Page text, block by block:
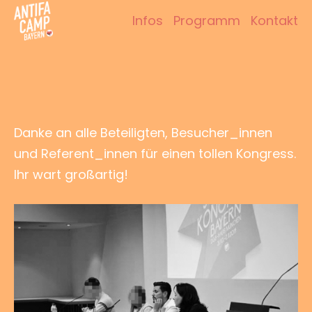
Zum
Inhalt
Infos Programm Kontakt
Danke an alle Beteiligten, Besucher_innen
und Referent_innen für einen tollen Kongress.
Ihr wart großartig!